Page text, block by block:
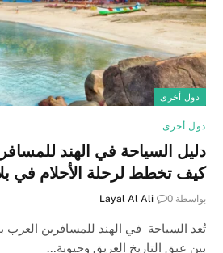
دول أخرى
دول أخرى
كيف تخطط لرحلة الأحلام في
بواسطة Layal Al Ali 0
تُعد السياحة في الهند للمسافرين العرب
بين عبق التاريخ العريق وحيوية…